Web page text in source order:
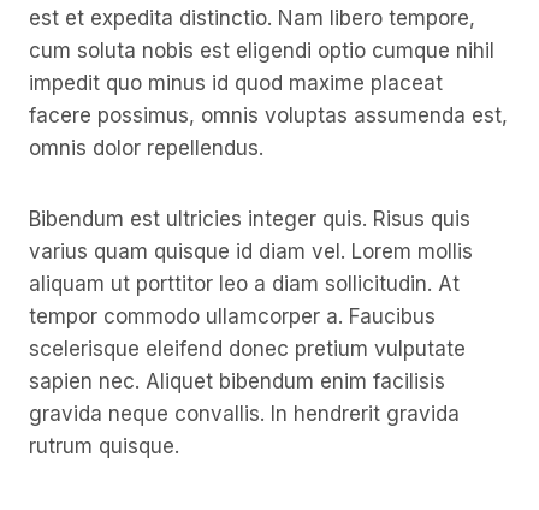
est et expedita distinctio. Nam libero tempore,
cum soluta nobis est eligendi optio cumque nihil
impedit quo minus id quod maxime placeat
facere possimus, omnis voluptas assumenda est,
omnis dolor repellendus.
Bibendum est ultricies integer quis. Risus quis
varius quam quisque id diam vel. Lorem mollis
aliquam ut porttitor leo a diam sollicitudin. At
tempor commodo ullamcorper a. Faucibus
scelerisque eleifend donec pretium vulputate
sapien nec. Aliquet bibendum enim facilisis
gravida neque convallis. In hendrerit gravida
rutrum quisque.